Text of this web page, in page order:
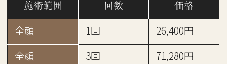
施術範囲 回数 価格
全顔 1回
26,400円
全顔
3回
71,280円